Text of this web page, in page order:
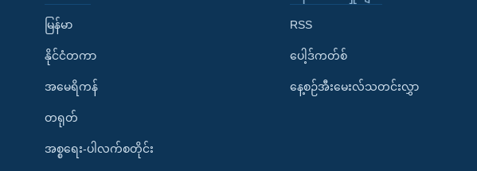
မြန်မာ
နိုင်ငံတကာ
အမေရိကန်
တရုတ်
အစ္စရေး-ပါလက်စတိုင်း
RSS
ပေါ့ဒ်ကတ်စ်
နေ့စဉ်အီးမေးလ်သတင်းလွှာ